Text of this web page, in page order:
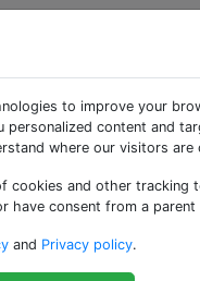
per sfuggire
injQuery? Devo
to improve your
personalized content and
where our visitors are
cookies and other tracking
have consent from a parent
and Privacy policy.